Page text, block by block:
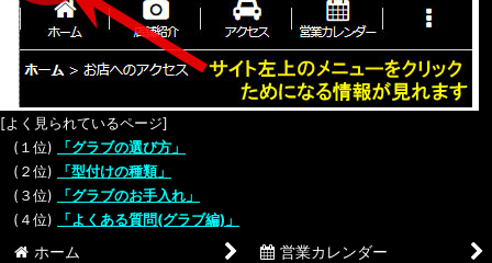
[よく見られているページ]
(１位)
「グラブの選び方」
(２位)
「型付けの種類」
(３位)
「グラブのお手入れ」
(４位)
「よくある質問(グラブ編)」
ホーム 営業カレンダー